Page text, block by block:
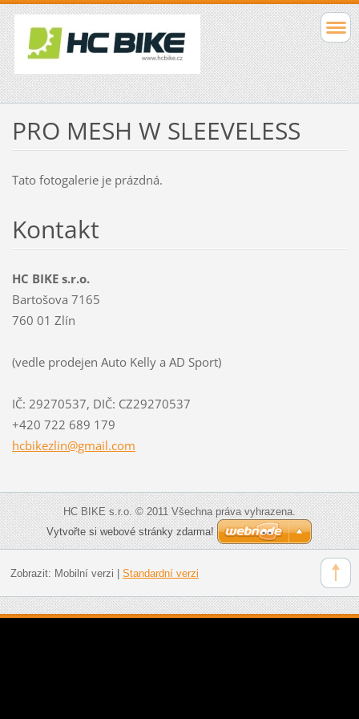
PRO MESH W SLEEVELESS
Tato fotogalerie je prázdná.
Kontakt
HC BIKE s.r.o.
Bartošova 7165
760 01 Zlín
(vedle prodejen Auto Kelly a AD Sport)
IČ: 29270537, DIČ: CZ29270537
+420 722 689 179
hcbikezlin@gmail.com
HC BIKE s.r.o. © 2011 Všechna práva vyhrazena.
Vytvořte si webové stránky zdarma!
Zobrazit: Mobilní verzi Standardní verzi